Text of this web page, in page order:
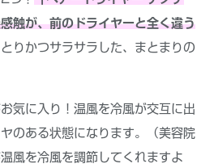
触が、前のドライヤーと全く違う
りかつサラサラした、まとまりの
気に入り！温風を冷風が交互に出
のある状態になります。（美容院
風を冷風を調節してくれますよ